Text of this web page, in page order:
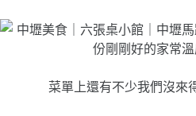
菜單上還有不少我們沒來